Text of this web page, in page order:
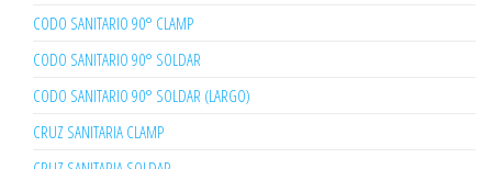
CODO SANITARIO 90° CLAMP
CODO SANITARIO 90° SOLDAR
CODO SANITARIO 90° SOLDAR (LARGO)
CRUZ SANITARIA CLAMP